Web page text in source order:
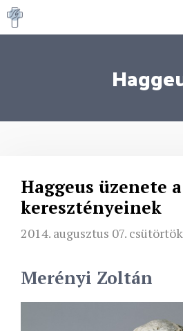
Kilépés
a
Haggeus üzenete
keresztényeinek
2014. augusztus 07. csütörtök
Merényi Zoltán